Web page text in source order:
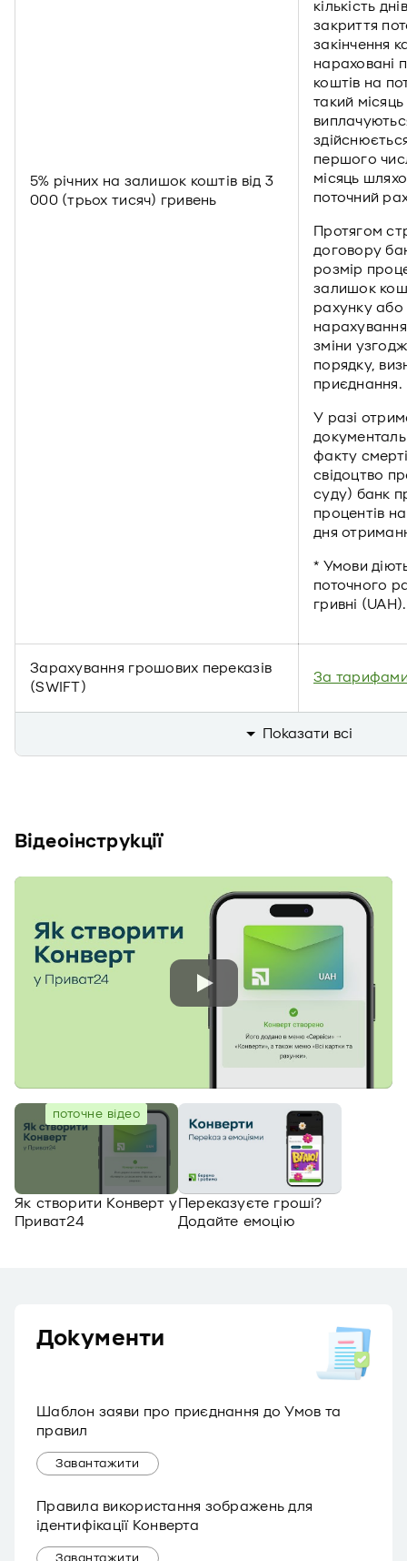
5% річних на залишок коштів від 3
000 (трьох тисяч) гривень
кількість
закриття
закінчення
нараховані
коштів на
такий
першого
місяць
поточний
Протягом
договору
розмір
залишок
рахунку
нарахування
зміни
порядку,
приєднання.
У разі
факту
свідоцтво
суду) банк
процентів
дня
* Умови
поточного
гривні (UAH).
Зарахування грошових переказів
(SWIFT)
За тарифами
Показати всi
Відеоінструкції
поточне відео
Як створити Конверт у
Приват24
Переказуєте гроші?
Додайте емоцію
Документи
Шаблон заяви про приєднання до Умов та
правил
Завантажити
Правила використання зображень для
ідентифікації Конверта